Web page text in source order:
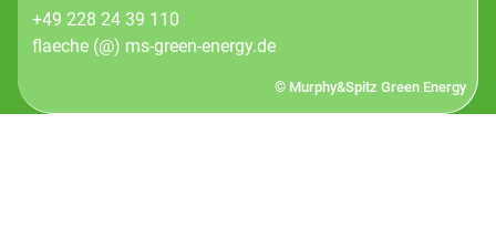
+49 228 24 39 110
flaeche (@) ms-green-energy.de
© Murphy&Spitz Green Energy